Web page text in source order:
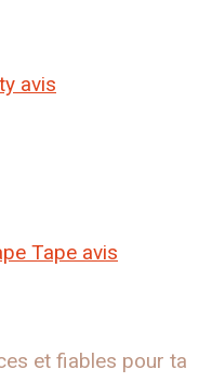
avis
Tape avis
et fiables pour ta